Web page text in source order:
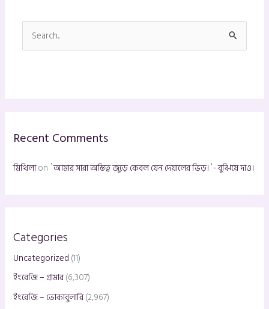
e
f
Recent Comments
মিথিলাon `আমার সারা অস্তিত্ব জুড়ে কেবল যেন দেয়ালের ভিড়।`- বুঝিয়ে দাও।
Categories
Uncategorized (11)
ইংরেজি – গ্রামার(6,307)
ইংরেজি – ভোকাবুলারি(2,967)